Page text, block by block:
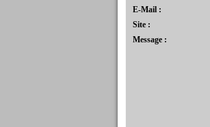
E-Mail :
Site :
Message :